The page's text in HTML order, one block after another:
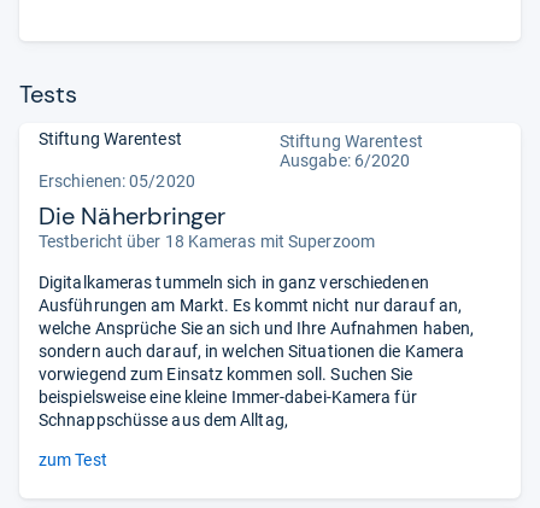
Tests
Stiftung Warentest
Stiftung Warentest
Ausgabe: 6/2020
Erschienen: 05/2020
Die Näherbringer
Testbericht über 18 Kameras mit Superzoom
Digitalkameras tummeln sich in ganz verschiedenen
Ausführungen am Markt. Es kommt nicht nur darauf an,
welche Ansprüche Sie an sich und Ihre Aufnahmen haben,
sondern auch darauf, in welchen Situationen die Kamera
vorwiegend zum Einsatz kommen soll. Suchen Sie
beispielsweise eine kleine Immer-dabei-Kamera für
Schnappschüsse aus dem Alltag,
zum Test